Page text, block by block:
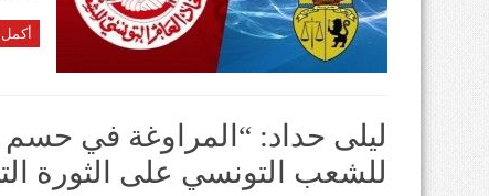
ليلى حداد: “المراوغة في
للشعب التونسي على الثورة